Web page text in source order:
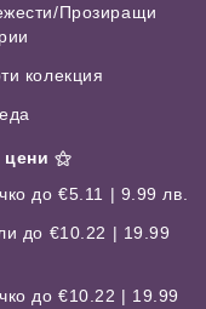
Прозиращи
колекция
цени ⚝
до €5.11 | 9.99 лв.
до €10.22 | 19.99
до €10.22 | 19.99